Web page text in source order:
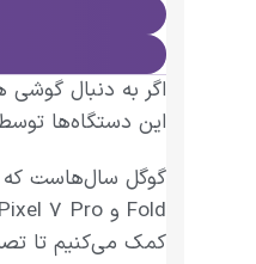
اگر به دنبال
این دستگاه‌ها
کمک می‌کنیم تا